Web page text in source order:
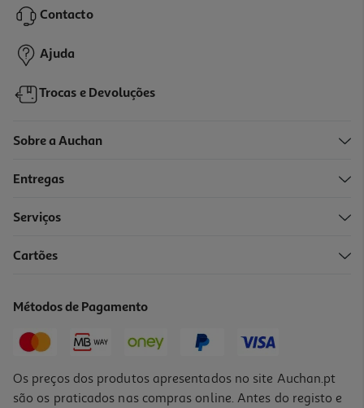
Price reduced from
7,56 €to
6,36 €
+0,40 € Depósito
Promoção
-16%
Price reduced from
1,89 €to
+0,10 € Depósito
Promoção
Contacto
Ajuda
Trocas e Devoluções
Sobre a Auchan
Entregas
Serviços
Cartões
Métodos de Pagamento
Os preços dos produtos apresentados no site Auchan.pt
são os praticados nas compras online. Antes do registo e